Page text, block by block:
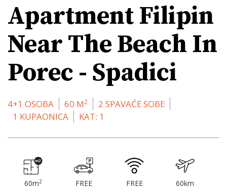
Apartment Filipin
Near The Beach In
Porec - Spadici
4+1 OSOBA 60 M2
2 SPAVAĆE SOBE
1 KUPAONICA
KAT: 1
60m2 FREE FREE 60km